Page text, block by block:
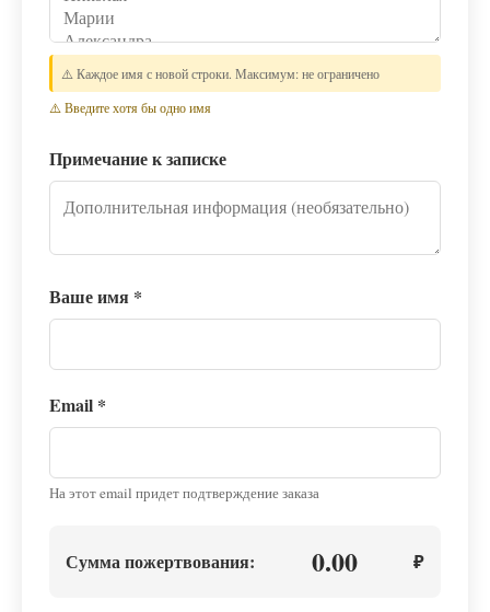
⚠️ Каждое имя с новой строки. Максимум: не ограничено
⚠️ Введите хотя бы одно имя
Примечание к записке
Ваше имя *
Email *
На этот email придет подтверждение заказа
Сумма пожертвования: 0.00 ₽